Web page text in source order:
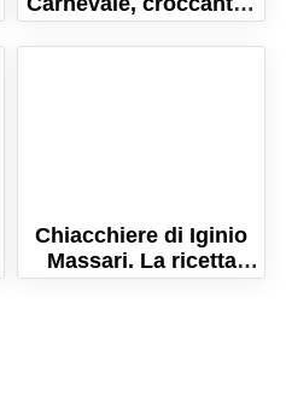
friabili. La ricetta
originale.
Chiacchiere di Iginio
Massari. La ricetta
delle chiacchiere mille